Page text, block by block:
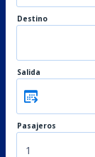
Destino
Salida
Pasajeros
1